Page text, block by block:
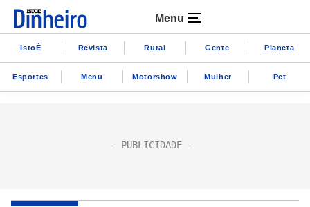
Menu
IstoÉ Revista Rural Gente Planeta
Esportes Menu Motorshow Mulher Pet